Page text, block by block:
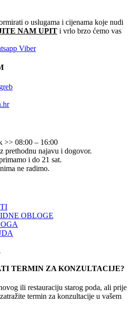
o uslugama i cijenama koje nudi
NAM UPIT i vrlo brzo ćemo vas
Viber
>> 08:00 – 16:00
prethodnu najavu i dogovor.
i do 21 sat.
ne radimo.
OBLOGE
TERMIN ZA KONZULTACIJE?
ili restauraciju starog poda, ali prije
termin za konzultacije u vašem